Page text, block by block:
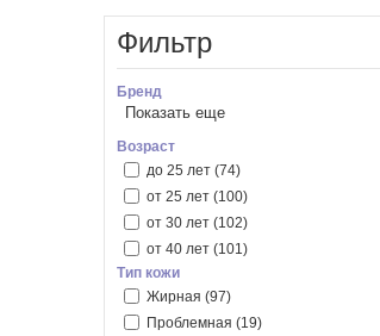
Фильтр
Бренд
Anua (5)
Arencia
AXIS-Y (7)
By Wishtrend (4)
Celimax (8)
Cosrx (4)
Dr. Althea
IsNtree (8)
MEDI-PEEL (3)
Показать еще
Возраст
до 25 лет (74)
от 25 лет (100)
от 30 лет (102)
от 40 лет (101)
Тип кожи
Жирная (97)
Проблемная (19)